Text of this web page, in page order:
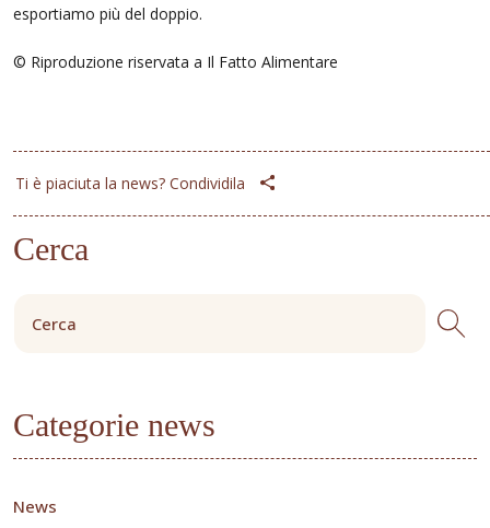
esportiamo più del doppio.
© Riproduzione riservata a Il Fatto Alimentare
Ti è piaciuta la news? Condividila
Cerca
Categorie news
News